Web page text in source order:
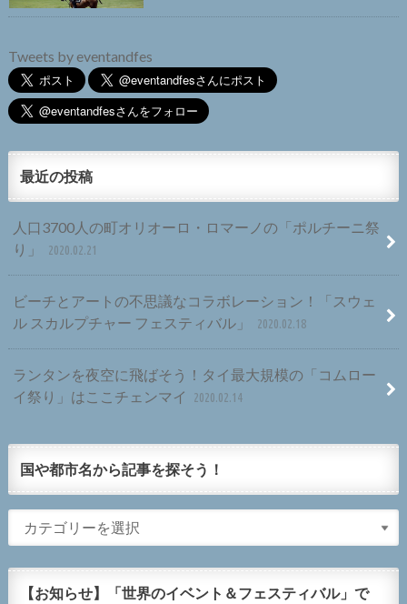
Tweets by eventandfes
最近の投稿
人口3700人の町オリオーロ・ロマーノの「ポルチーニ祭
り」
2020.02.21
ビーチとアートの不思議なコラボレーション！「スウェ
ル スカルプチャー フェスティバル」
2020.02.18
ランタンを夜空に飛ばそう！タイ最大規模の「コムロー
イ祭り」はここチェンマイ
2020.02.14
国や都市名から記事を探そう！
【お知らせ】「世界のイベント＆フェスティバル」で